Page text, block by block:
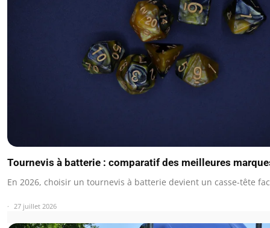
Tournevis à batterie : comparatif des meilleures
En 2026, choisir un tournevis à batterie devient un casse-tête
27 juillet 2026